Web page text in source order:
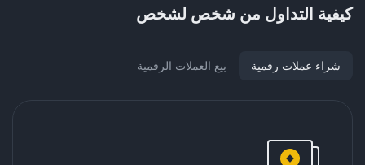
كيفية التداول من شخص لشخص
شراء عملات رقمية بيع العملات الرقمية